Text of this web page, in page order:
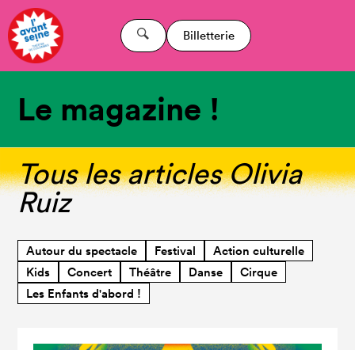
Billetterie
Le magazine !
Tous les articles Olivia
Ruiz
Autour du spectacle Festival
Action culturelle
Kids
Concert Théâtre Danse
Cirque
Les Enfants d'abord !